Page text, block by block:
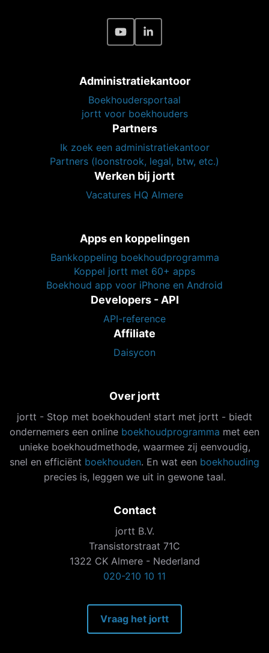
Administratiekantoor
Boekhoudersportaal
jortt voor boekhouders
Partners
Ik zoek een administratiekantoor
Partners (loonstrook, legal, btw, etc.)
Werken bij jortt
Vacatures HQ Almere
Apps en koppelingen
Bankkoppeling boekhoudprogramma
Koppel jortt met 60+ apps
Boekhoud app voor iPhone en Android
Developers - API
API-reference
Affiliate
Daisycon
Over jortt
jortt - Stop met boekhouden! start met jortt - biedt
ondernemers een online boekhoudprogramma met een
unieke boekhoudmethode, waarmee zij eenvoudig,
snel en efficiënt boekhouden. En wat een boekhouding
precies is, leggen we uit in gewone taal.
Contact
jortt B.V.
Transistorstraat 71C
1322 CK Almere - Nederland
020-210 10 11
Vraag het jortt